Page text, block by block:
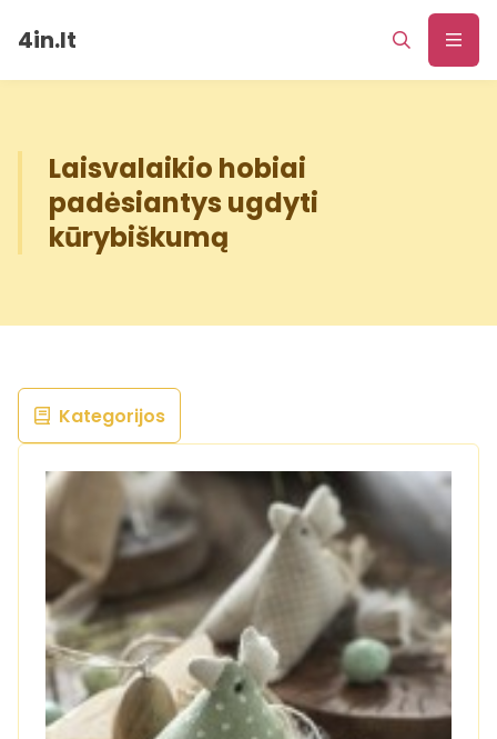
4in.lt
Laisvalaikio hobiai
padėsiantys ugdyti
kūrybiškumą
Kategorijos